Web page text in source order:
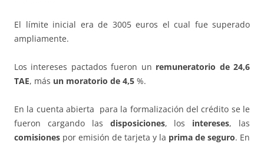
El límite inicial era de 3005 euros el cual fue superado
ampliamente.
Los intereses pactados fueron un remuneratorio de 24,6
TAE, más un moratorio de 4,5 %.
En la cuenta abierta para la formalización del crédito se le
fueron cargando las disposiciones, los intereses, las
comisiones por emisión de tarjeta y la prima de seguro. En